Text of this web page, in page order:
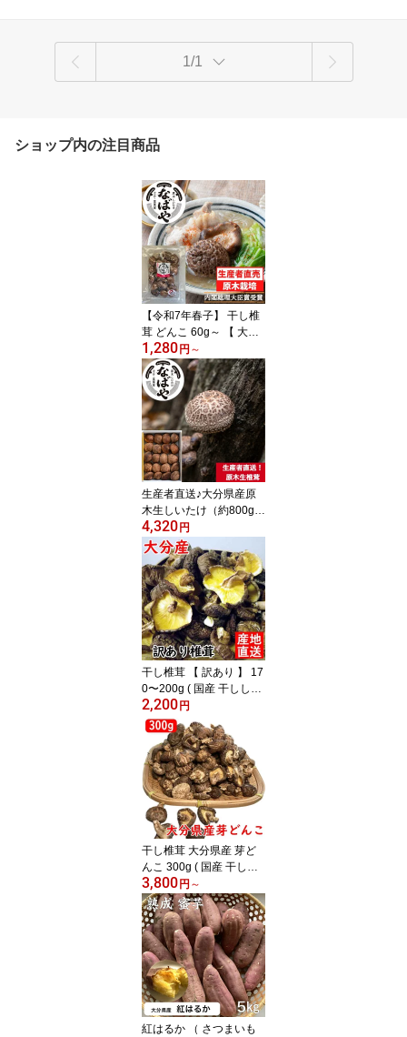
1/1
ショップ内の注目商品
【令和7年春子】 干し椎
茸 どんこ 60g～ 【 大分
産 100％ 生産者直売 】
原木 干ししいたけ 国産
九州 大分 しいたけ 椎茸
干しシイタケ どんこしい
たけ どんこ椎茸 送料無
料 乾し椎茸 原木しいた
け 原木椎茸 なばや
1,280 円 ～
生産者直送♪大分県産原
木生しいたけ（約800g）
【送料無料(クール便)、
期間限定】 大分 九州産
国産 原木 どんこ 肉厚 生
しいたけ しいたけ
4,320 円
干し椎茸 【 訳あり 】 17
0〜200g ( 国産 干ししい
たけ しいたけ 椎茸 原木
原木栽培 乾燥椎茸 乾燥
しいたけ 訳あり どんこ
大容量 肉厚 小粒 業務用
大容量 なばや )
2,200 円
干し椎茸 大分県産 芽ど
んこ 300g ( 国産 干しし
いたけ しいたけ 椎茸 原
木 原木栽培 乾燥椎茸 乾
燥しいたけ 訳あり 大容
量 肉厚 小粒 業務用 大容
量 一口サイズ )
3,800 円 ～
紅はるか （ さつまいも